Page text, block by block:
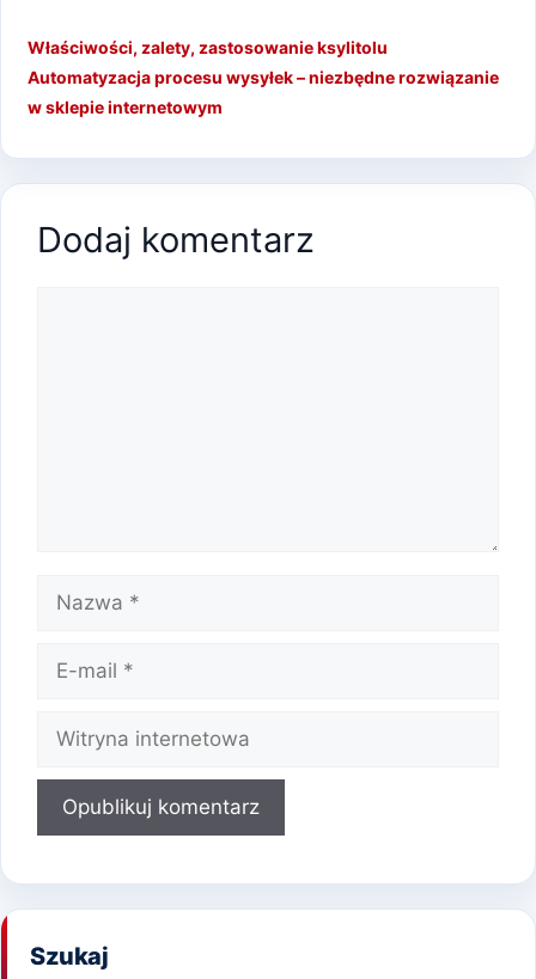
Właściwości, zalety, zastosowanie ksylitolu
Automatyzacja procesu wysyłek – niezbędne rozwiązanie
w sklepie internetowym
Dodaj komentarz
Nazwa
Witryna
Szukaj